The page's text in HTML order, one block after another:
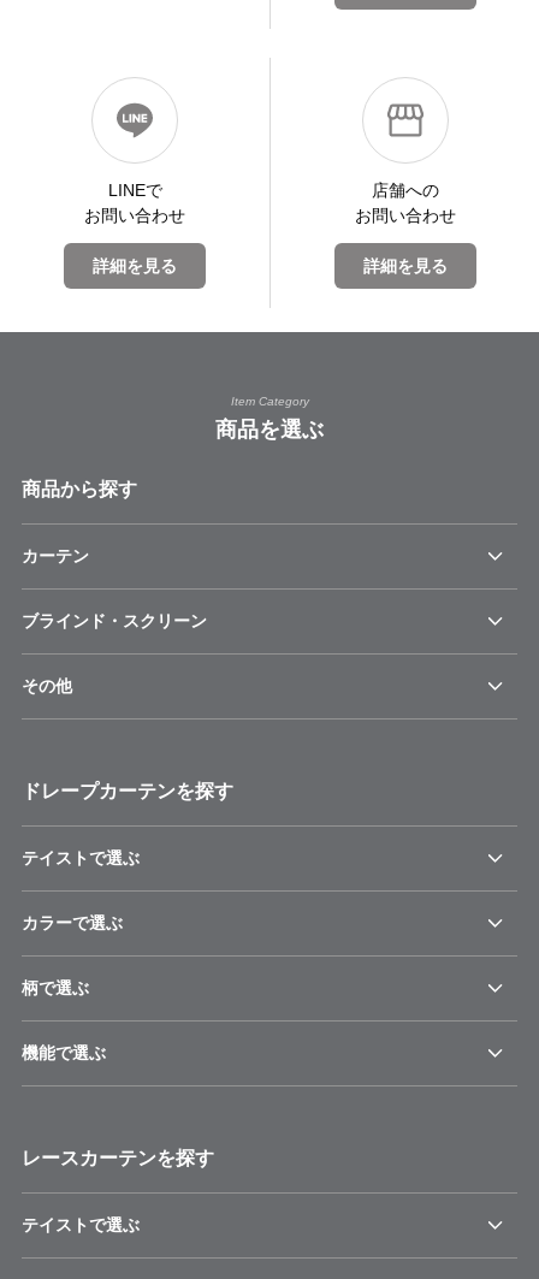
LINEで
お問い合わせ
詳細を見る
店舗への
お問い合わせ
詳細を見る
Item Category
商品を選ぶ
商品から探す
カーテン
ブラインド・スクリーン
その他
ドレープカーテンを探す
テイストで選ぶ
カラーで選ぶ
柄で選ぶ
機能で選ぶ
レースカーテンを探す
テイストで選ぶ